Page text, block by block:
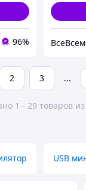
96% ВсеВсем
2 3 ...
1 - 29 товаров
USB